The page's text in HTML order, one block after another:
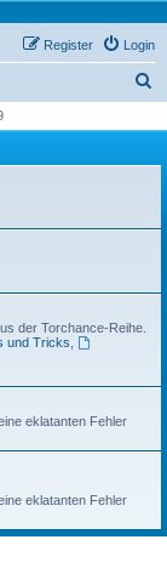
Login
Register
r
h
der Torchance-Reihe.
und Tricks
eklatanten Fehler
eklatanten Fehler